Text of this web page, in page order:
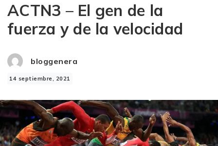
ACTN3 – El gen de la
fuerza y de la velocidad
bloggenera
14 septiembre, 2021